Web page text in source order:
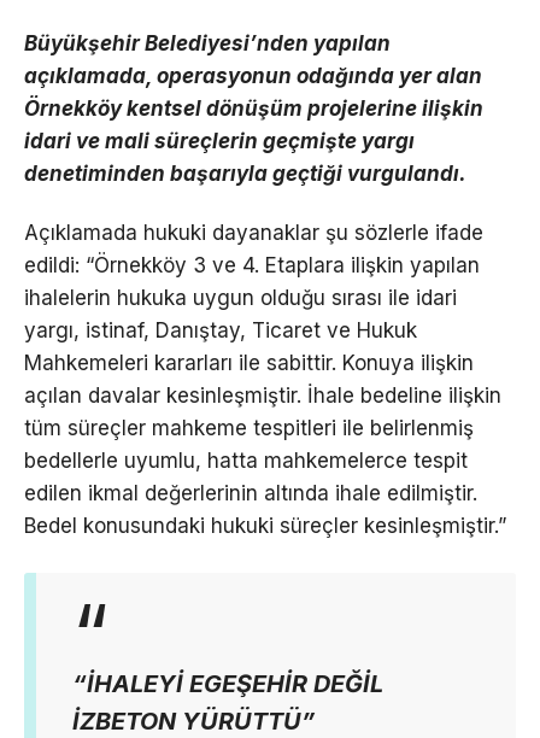
Büyükşehir Belediyesi’nden yapılan
açıklamada, operasyonun odağında yer alan
Örnekköy kentsel dönüşüm projelerine ilişkin
idari ve mali süreçlerin geçmişte yargı
denetiminden başarıyla geçtiği vurgulandı.
Açıklamada hukuki dayanaklar şu sözlerle ifade
edildi: “Örnekköy 3 ve 4. Etaplara ilişkin yapılan
ihalelerin hukuka uygun olduğu sırası ile idari
yargı, istinaf, Danıştay, Ticaret ve Hukuk
Mahkemeleri kararları ile sabittir. Konuya ilişkin
açılan davalar kesinleşmiştir. İhale bedeline ilişkin
tüm süreçler mahkeme tespitleri ile belirlenmiş
bedellerle uyumlu, hatta mahkemelerce tespit
edilen ikmal değerlerinin altında ihale edilmiştir.
Bedel konusundaki hukuki süreçler kesinleşmiştir.”
“İHALEYİ EGEŞEHİR DEĞİL
İZBETON YÜRÜTTÜ”